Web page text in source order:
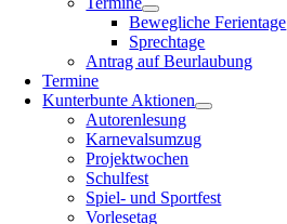
Bewegliche Ferientage
Sprechtage
Antrag auf Beurlaubung
Termine
Kunterbunte Aktionen
Autorenlesung
Karnevalsumzug
Projektwochen
Schulfest
Spiel- und Sportfest
Vorlesetag